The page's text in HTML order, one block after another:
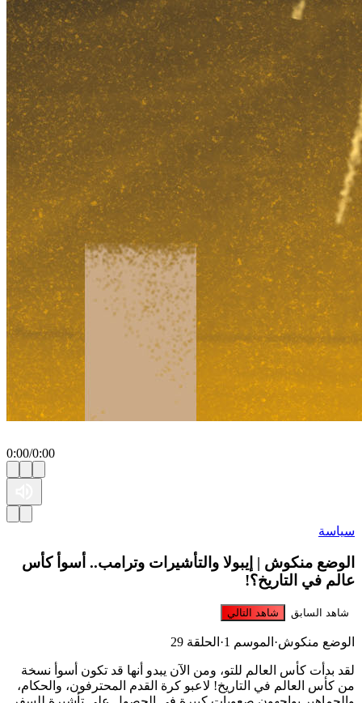
0:00/0:00
سياسة
الوضع منكوش | إيبولا والتأشيرات وترامب.. أسوأ كأس
عالم في التاريخ؟!
شاهد السابق شاهد التالي
الوضع منكوش· الموسم 1 ·الحلقة 29
لقد بدأت كأس العالم للتو، ومن الآن يبدو أنها قد تكون أسوأ نسخة
من كأس العالم في التاريخ! لاعبو كرة القدم المحترفون، والحكام،